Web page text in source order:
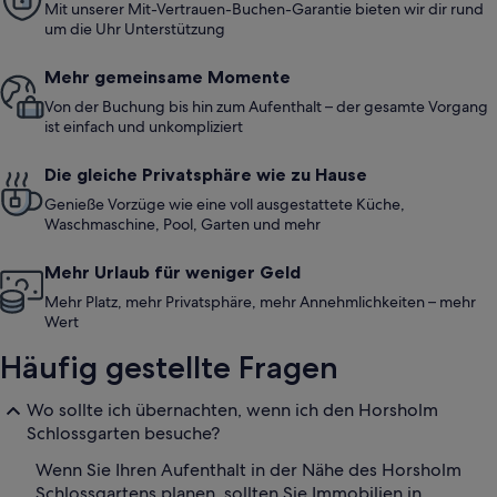
Mit unserer Mit-Vertrauen-Buchen-Garantie bieten wir dir rund
um die Uhr Unterstützung
Mehr gemeinsame Momente
Von der Buchung bis hin zum Aufenthalt – der gesamte Vorgang
ist einfach und unkompliziert
Die gleiche Privatsphäre wie zu Hause
Genieße Vorzüge wie eine voll ausgestattete Küche,
Waschmaschine, Pool, Garten und mehr
Mehr Urlaub für weniger Geld
Mehr Platz, mehr Privatsphäre, mehr Annehmlichkeiten – mehr
Wert
Häufig gestellte Fragen
Wo sollte ich übernachten, wenn ich den Horsholm
Schlossgarten besuche?
Wenn Sie Ihren Aufenthalt in der Nähe des Horsholm